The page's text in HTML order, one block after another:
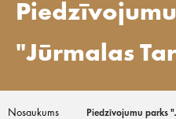
"Jūrmalas
Nosaukums Piedzīvojumu parks